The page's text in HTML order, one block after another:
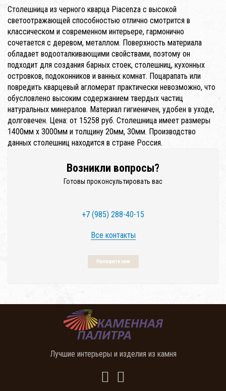
Столешница из черного кварца Piacenza с высокой
светоотражающей способностью отлично смотрится в
классическом и современном интерьере, гармонично
сочетается с деревом, металлом. Поверхность материала
обладает водооталкивающими свойствами, поэтому он
подходит для создания барных стоек, столешниц, кухонных
островков, подоконников и ванных комнат. Поцарапать или
повредить кварцевый агломерат практически невозможно, что
обусловлено высоким содержанием твердых частиц
натуральных минералов. Материал гигиеничен, удобен в уходе,
долговечен. Цена: от 15258 руб. Столешница имеет размеры
1400мм x 3000мм и толщину 20мм, 30мм. Производство
данных столешниц находится в стране Россия.
Возникли вопросы?
Готовы проконсультировать вас
+7 (985) 288-40-15
Все контакты
Напишите нам
Лучшие интерьеры и изделия из камня